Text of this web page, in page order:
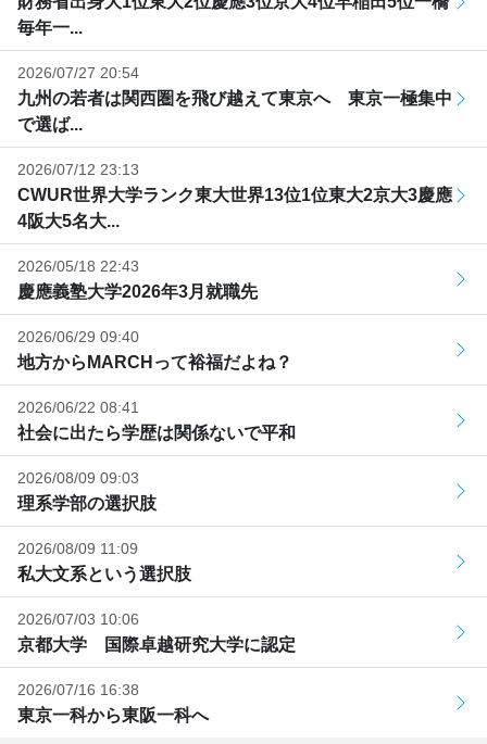
毎年一...
2026/07/27 20:54
九州の若者は関西圏を飛び越えて東京へ 東京一極集中
で選ば...
2026/07/12 23:13
CWUR世界大学ランク東大世界13位1位東大2京大3慶應
4阪大5名大...
2026/05/18 22:43
慶應義塾大学2026年3月就職先
2026/06/29 09:40
地方からMARCHって裕福だよね？
2026/06/22 08:41
社会に出たら学歴は関係ないで平和
2026/08/09 09:03
理系学部の選択肢
2026/08/09 11:09
私大文系という選択肢
2026/07/03 10:06
京都大学 国際卓越研究大学に認定
2026/07/16 16:38
東京一科から東阪一科へ